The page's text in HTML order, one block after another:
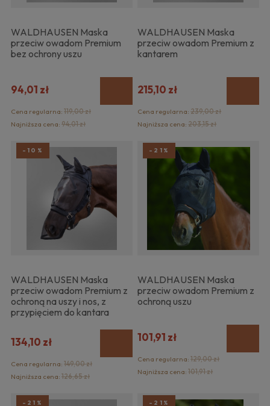
WALDHAUSEN Maska
przeciw owadom Premium
bez ochrony uszu
94,01 zł
Cena regularna: 119,00 zł
Najniższa cena: 94,01 zł
WALDHAUSEN Maska
przeciw owadom Premium z
kantarem
215,10 zł
Cena regularna:239,00 zł
Najniższa cena:203,15 zł
WALDHAUSEN Maska
przeciw owadom Premium z
ochroną na uszy i nos, z
przypięciem do kantara
134,10 zł
Cena regularna: 149,00 zł
Najniższa cena: 126,65 zł
-10%
WALDHAUSEN Maska
przeciw owadom Premium z
ochroną uszu
101,91 zł
Cena regularna:129,00 zł
Najniższa cena:101,91 zł
-21%
-21% -21%